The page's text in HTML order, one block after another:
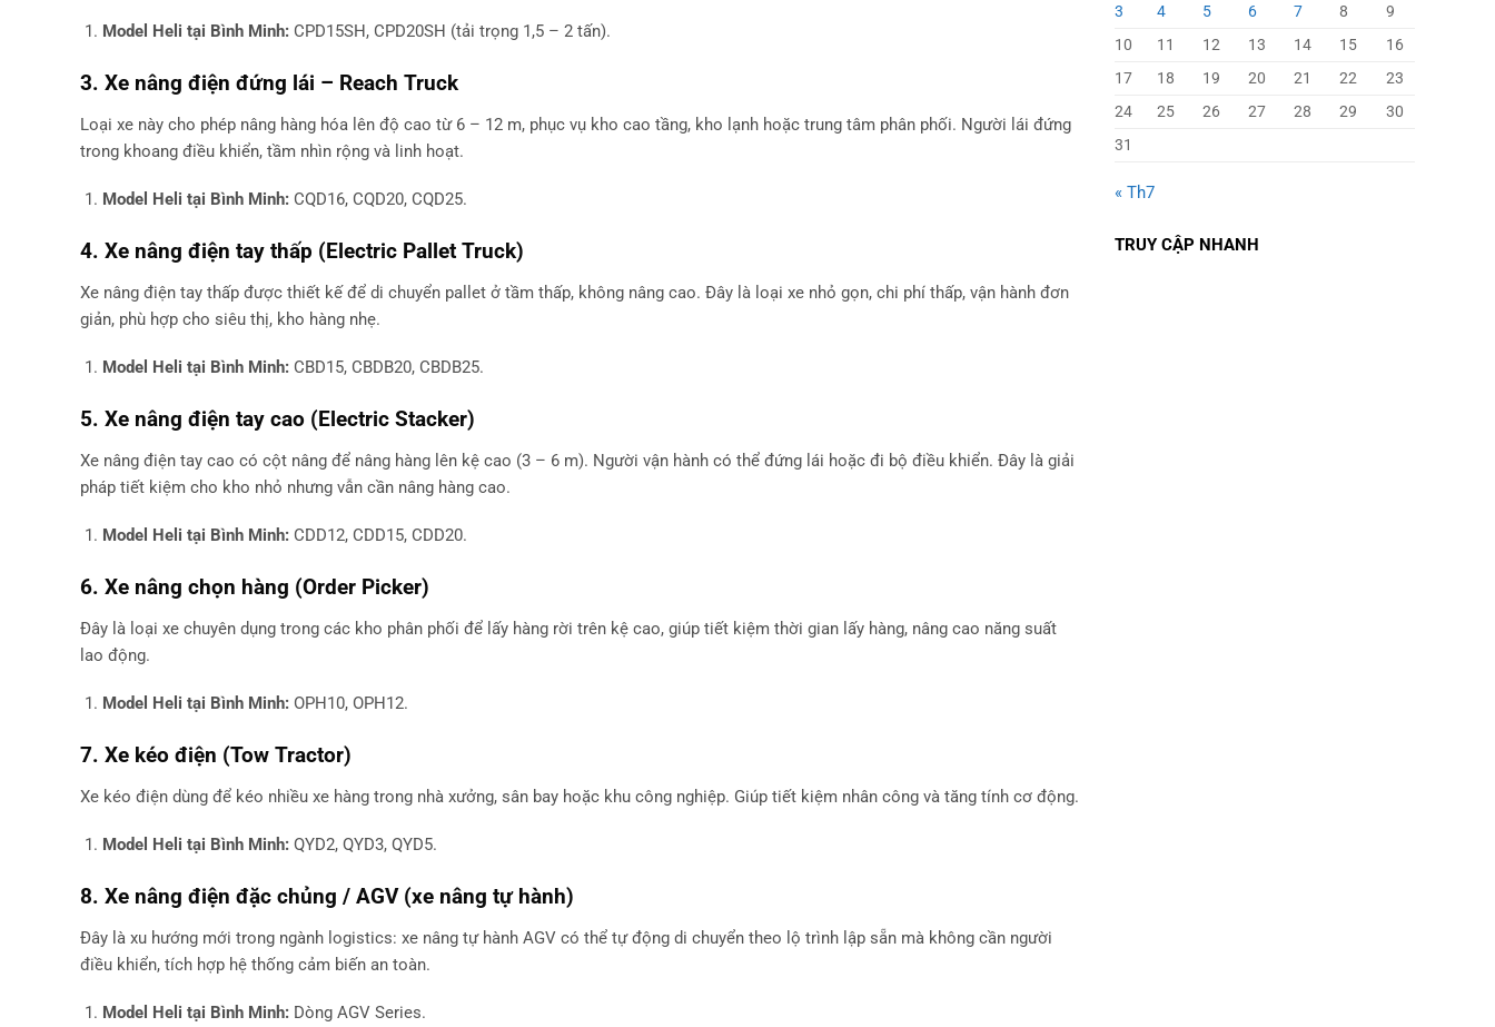
Model Heli tại Bình Minh:CPD15SH, CPD20SH (tải trọng 1,5 – 2 tấn).
3. Xe nâng điện đứng lái – Reach Truck
Loại xe này cho phép nâng hàng hóa lên độ cao từ 6 – 12 m, phục vụ kho cao tầng, kho lạnh hoặc trung tâm phân phối. Người lái đứng
trong khoang điều khiển, tầm nhìn rộng và linh hoạt.
Model Heli tại Bình Minh:CQD16, CQD20, CQD25.
4. Xe nâng điện tay thấp (Electric Pallet Truck)
Xe nâng điện tay thấp được thiết kế để di chuyển pallet ở tầm thấp, không nâng cao. Đây là loại xe nhỏ gọn, chi phí thấp, vận hành đơn
giản, phù hợp cho siêu thị, kho hàng nhẹ.
Model Heli tại Bình Minh:CBD15, CBDB20, CBDB25.
5. Xe nâng điện tay cao (Electric Stacker)
Xe nâng điện tay cao có cột nâng để nâng hàng lên kệ cao (3 – 6 m). Người vận hành có thể đứng lái hoặc đi bộ điều khiển. Đây là giải
pháp tiết kiệm cho kho nhỏ nhưng vẫn cần nâng hàng cao.
Model Heli tại Bình Minh:CDD12, CDD15, CDD20.
6. Xe nâng chọn hàng (Order Picker)
Đây là loại xe chuyên dụng trong các kho phân phối để lấy hàng rời trên kệ cao, giúp tiết kiệm thời gian lấy hàng, nâng cao năng suất
lao động.
Model Heli tại Bình Minh:OPH10, OPH12.
7. Xe kéo điện (Tow Tractor)
Xe kéo điện dùng để kéo nhiều xe hàng trong nhà xưởng, sân bay hoặc khu công nghiệp. Giúp tiết kiệm nhân công và tăng tính cơ động.
Model Heli tại Bình Minh:QYD2, QYD3, QYD5.
8. Xe nâng điện đặc chủng / AGV (xe nâng tự hành)
Đây là xu hướng mới trong ngành logistics: xe nâng tự hành AGV có thể tự động di chuyển theo lộ trình lập sẵn mà không cần người
điều khiển, tích hợp hệ thống cảm biến an toàn.
Model Heli tại Bình Minh:Dòng AGV Series.
3
4 5 6 7 8
9
10
11 12 13 14 15
16
17
18 19 20 21 22
23
24
25 26 27 28 29
30
31
« Th7
TRUY CẬP NHANH